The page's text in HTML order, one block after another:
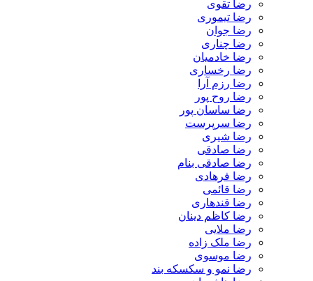
رضا تقوی
رضا تیموری
رضا جوان
رضا چناری
رضا خادمیان
رضا رخساری
رضا رزم آرا
رضا روح پور
رضا ساسان پور
رضا سرپرست
رضا شیری
رضا صادقی
رضا صادقی بنام
رضا فرهادی
رضا قائمی
رضا قندهاری
رضا کاظم دینان
رضا ملایی
رضا ملک زاده
رضا موسوی
رضا نمو و سکسکه بند